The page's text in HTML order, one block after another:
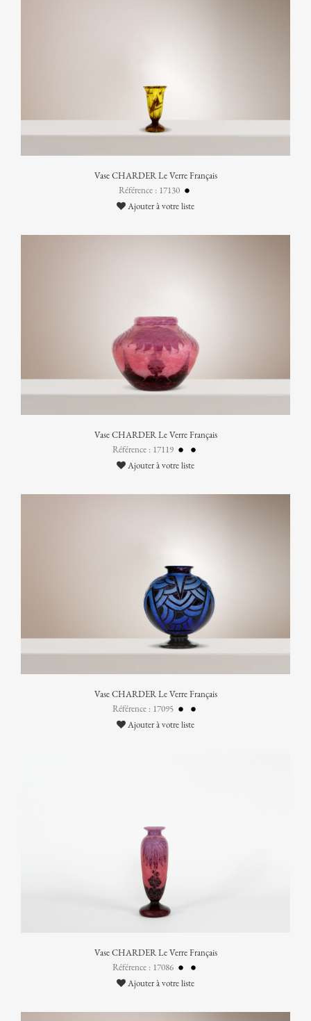
Vase CHARDER Le Verre Français
Référence : 17130
Ajouter à votre liste
Vase CHARDER Le Verre Français
Référence : 17119
Ajouter à votre liste
Vase CHARDER Le Verre Français
Référence : 17095
Ajouter à votre liste
Vase CHARDER Le Verre Français
Référence : 17086
Ajouter à votre liste